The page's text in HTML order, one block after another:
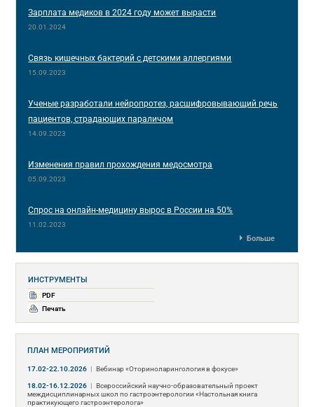
Зарплата медиков в 2024 году может вырасти
20.01.2024
Связь кишечных бактерий с детскими аллергиями
15.09.2023
Ученые разработали нейропротез, расшифровывающий речь
пациентов, страдающих параличом
14.09.2023
Изменения правил прохождения медосмотра
05.09.2023
Спрос на онлайн-медицину вырос в России на 50%
11.02.2023
Больше
ИНСТРУМЕНТЫ
PDF
Печать
ПЛАН МЕРОПРИЯТИЙ
17.02-22.10.2026 | Вебинар «Оториноларингология в фокусе»
18.02-16.12.2026 | Всероссийский научно-образовательный проект
междисциплинарных школ по гастроэнтерологии «Настольная книга
практикующего гастроэнтеролога»